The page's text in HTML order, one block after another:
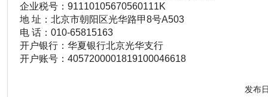
企业税号：91110105670560111K
地 址：北京市朝阳区光华路甲8号A503
电 话：010-65815163
开户银行：华夏银行北京光华支行
开户账号：4057200001819100046618
发布